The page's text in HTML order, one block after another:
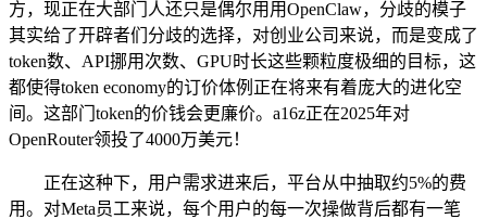
方，现正在大部门人还只是偶尔用用OpenClaw，分歧的模子
其实给了开辟者们分歧的选择，对创业公司来说，而是变成了
token数、API挪用次数、GPU时长这些颗粒度极细的目标，这
都使得token economy的订价体例正在将来有着庞大的进化空
间。这部门token的价钱会更廉价。a16z正在2025年对
OpenRouter领投了4000万美元！
正在这种下，用户需求进来后，平台从中抽取约5%的费
用。对Meta员工来说，每个用户的每一次操做背后都有一笔